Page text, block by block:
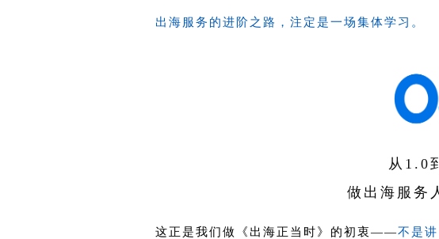
出海服务的进阶之路，注定是一场集体学习。
从1.0
做出海服务
这正是我们做《出海正当时》的初衷——不是